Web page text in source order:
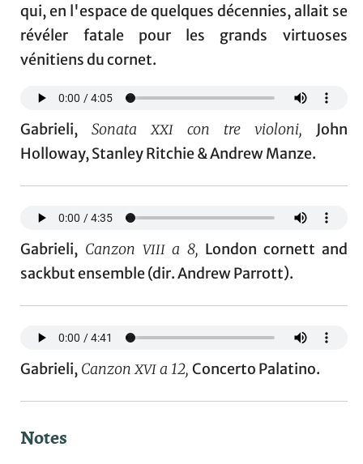
qui, en l'espace de quelques décennies, allait se
révéler fatale pour les grands virtuoses
vénitiens du cornet.
Gabrieli, Sonataxxi con tre violoni, John
Holloway, Stanley Ritchie & Andrew Manze.
Gabrieli, Canzon viiia 8, London cornett and
sackbut ensemble (dir. Andrew Parrott).
Gabrieli, Canzonxvia 12,Concerto Palatino.
Notes